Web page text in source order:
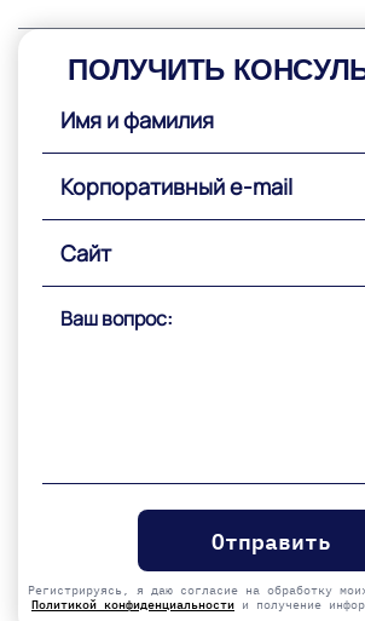
ПОЛУЧИТЬ
empty.
Регистрируясь, я даю согласие на обработку
Политикой конфиденциальности и получение